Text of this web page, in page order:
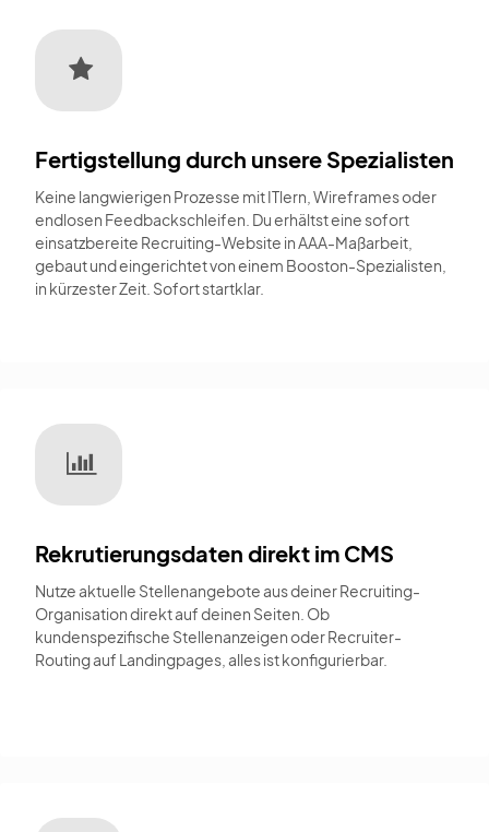
Fertigstellung durch unsere Spezialisten
Keine langwierigen Prozesse mit ITlern, Wireframes oder
endlosen Feedbackschleifen. Du erhältst eine sofort
einsatzbereite Recruiting-Website in AAA-Maßarbeit,
gebaut und eingerichtet von einem Booston-Spezialisten,
in kürzester Zeit. Sofort startklar.
Rekrutierungsdaten direkt im CMS
Nutze aktuelle Stellenangebote aus deiner Recruiting-
Organisation direkt auf deinen Seiten. Ob
kundenspezifische Stellenanzeigen oder Recruiter-
Routing auf Landingpages, alles ist konfigurierbar.